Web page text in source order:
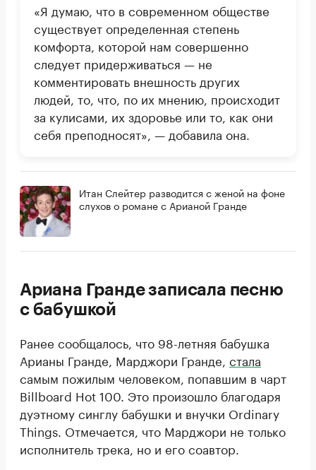
«Я думаю, что в современном обществе
существует определенная степень
комфорта, которой нам совершенно
следует придерживаться — не
комментировать внешность других
людей, то, что, по их мнению, происходит
за кулисами, их здоровье или то, как они
себя преподносят», — добавила она.
Итан Слейтер разводится с женой на фоне
слухов о романе с Арианой Гранде
Ариана Гранде записала песню
с бабушкой
Ранее сообщалось, что 98-летняя бабушка
Арианы Гранде, Марджори Гранде, стала
самым пожилым человеком, попавшим в чарт
Billboard Hot 100. Это произошло благодаря
дуэтному синглу бабушки и внучки Ordinary
Things. Отмечается, что Марджори не только
исполнитель трека, но и его соавтор.